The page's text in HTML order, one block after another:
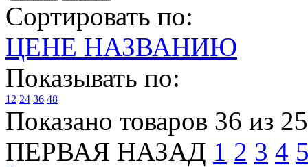
Сортировать по:
ЦЕНЕ НАЗВАНИЮ
Показывать по:
12 24 36 48
Показано товаров 36 из
ПЕРВАЯ НАЗАД 1 2 3 4